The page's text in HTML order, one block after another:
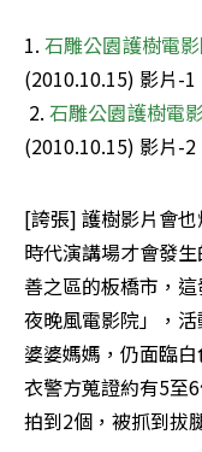
1. 石雕公園護樹電
(2010.10.15) 影片-1
2. 石雕公園護樹電
(2010.10.15) 影片-2
[誇張] 護樹影片會
時代演講場才會發
善之區的板橋市，
夜晚風電影院」，
婆婆媽媽，仍面臨
衣警方蒐證約有5至
拍到2個，被抓到拔